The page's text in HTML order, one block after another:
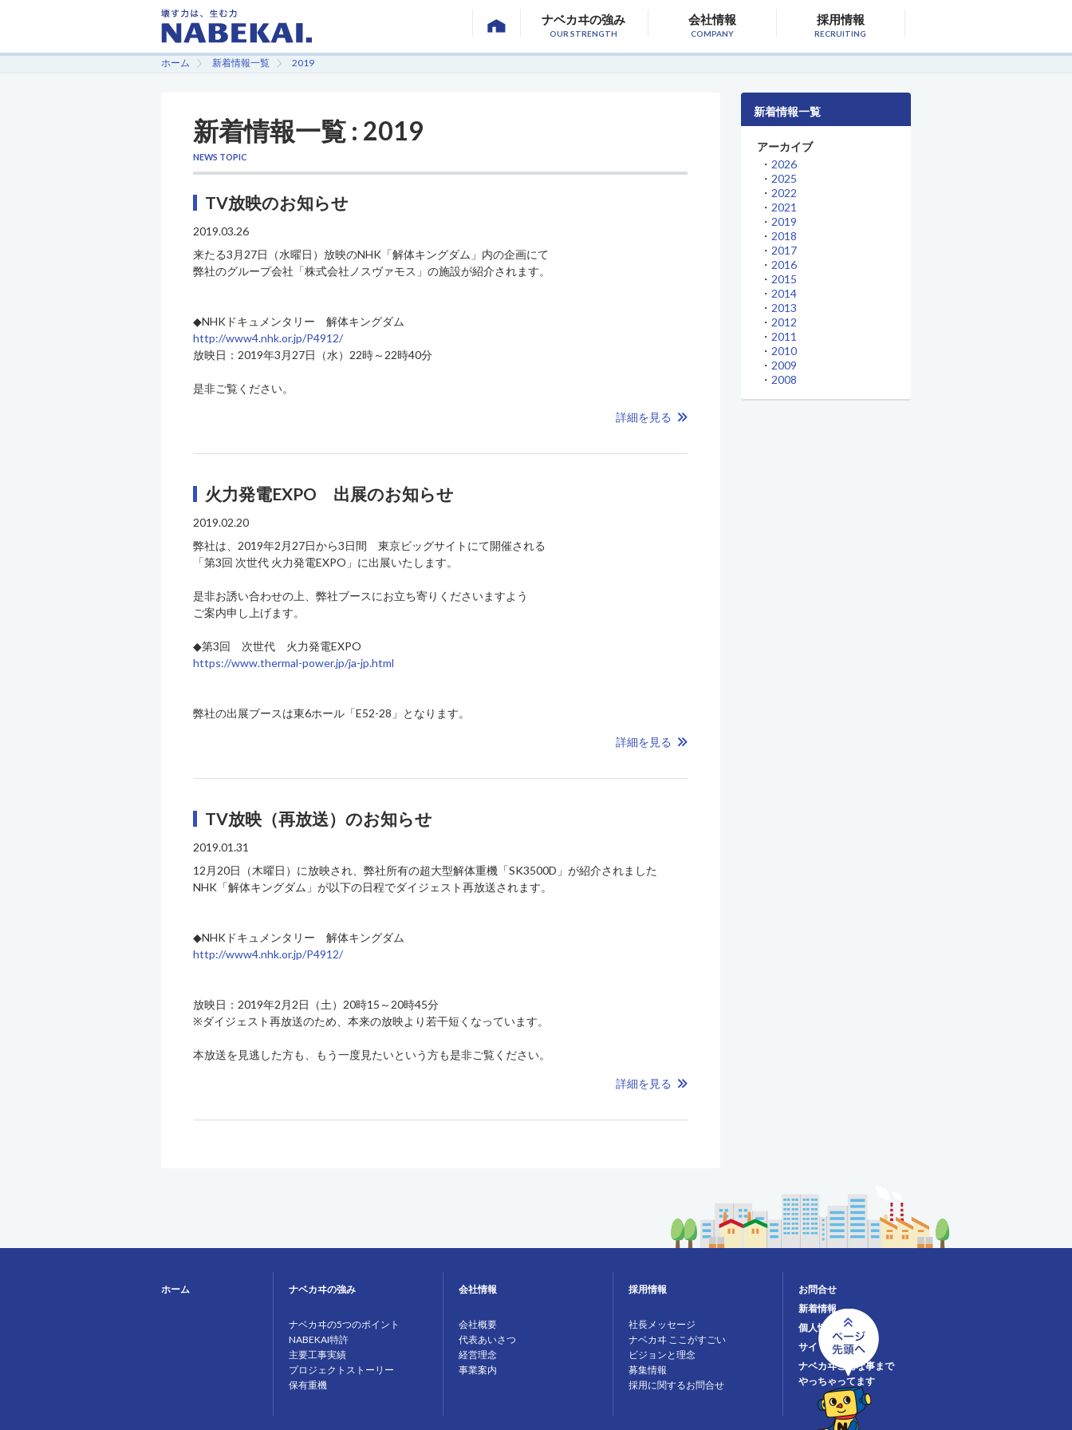
ナベカヰの強み
OUR STRENGTH
会社情報
COMPANY
採用情報
RECRUITING
ホーム 新着情報一覧 2019
新着情報一覧 : 2019
NEWS TOPIC
TV放映のお知らせ
2019.03.26
来たる3月27日（水曜日）放映のNHK「解体キングダム」内の企画にて
弊社のグループ会社「株式会社ノスヴァモス」の施設が紹介されます。
◆NHKドキュメンタリー 解体キングダム
http://www4.nhk.or.jp/P4912/
放映日：2019年3月27日（水）22時～22時40分
是非ご覧ください。
詳細を見る
火力発電EXPO 出展のお知らせ
2019.02.20
弊社は、2019年2月27日から3日間 東京ビッグサイトにて開催される
「第3回 次世代 火力発電EXPO」に出展いたします。
是非お誘い合わせの上、弊社ブースにお立ち寄りくださいますよう
ご案内申し上げます。
◆第3回 次世代 火力発電EXPO
https://www.thermal-power.jp/ja-jp.html
弊社の出展ブースは東6ホール「E52-28」となります。
詳細を見る
TV放映（再放送）のお知らせ
2019.01.31
12月20日（木曜日）に放映され、弊社所有の超大型解体重機「SK3500D」が紹介されました
NHK「解体キングダム」が以下の日程でダイジェスト再放送されます。
◆NHKドキュメンタリー 解体キングダム
http://www4.nhk.or.jp/P4912/
放映日：2019年2月2日（土）20時15～20時45分
※ダイジェスト再放送のため、本来の放映より若干短くなっています。
本放送を見逃した方も、もう一度見たいという方も是非ご覧ください。
詳細を見る
新着情報一覧
アーカイブ
・ 2026
・ 2025
・ 2022
・ 2021
・ 2019
・ 2018
・ 2017
・ 2016
・ 2015
・ 2014
・ 2013
・ 2012
・ 2011
・ 2010
・ 2009
・ 2008
ホーム ナベカヰの強み
ナベカヰの5つのポイント
NABEKAI特許
主要工事実績
プロジェクトストーリー
保有重機
会社情報
会社概要
代表あいさつ
経営理念
事業案内
採用情報
社長メッセージ
ナベカヰ ここがすごい
ビジョンと理念
募集情報
採用に関するお問合せ
お問合せ
新着情報
個人情報保護方針
サイトマップ
ナベカヰこんな事まで
やっちゃってます